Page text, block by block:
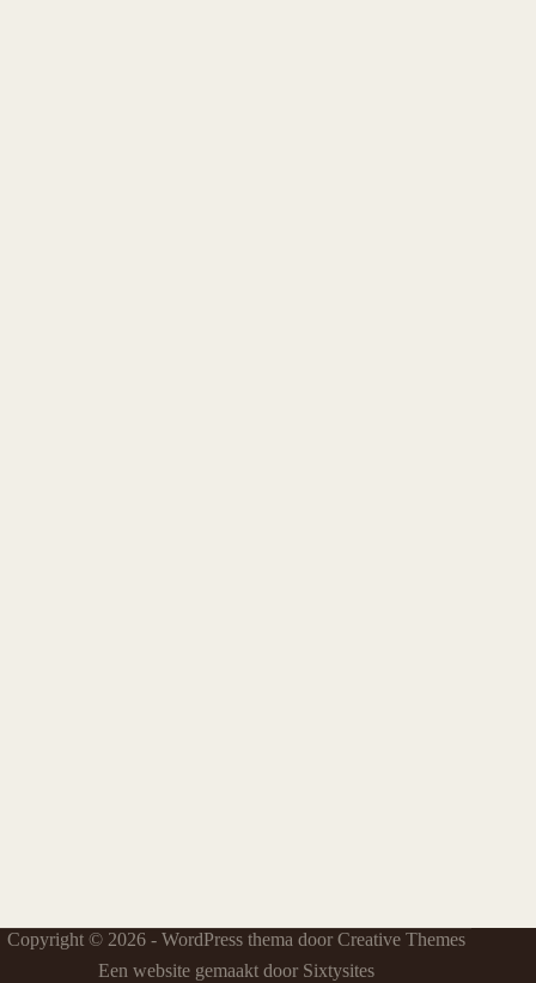
Copyright © 2026 - WordPress thema door Creative Themes
Een website gemaakt door Sixtysites